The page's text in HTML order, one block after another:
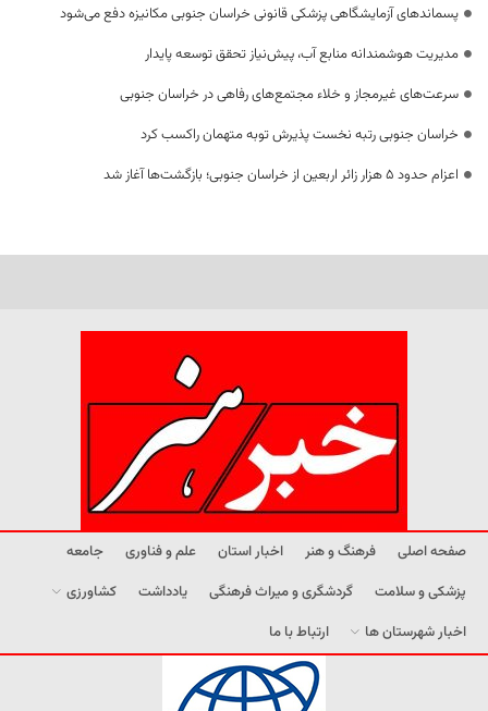
پسماندهای آزمایشگاهی پزشکی قانونی خراسان جنوبی مکانیزه دفع می‌شود
مدیریت هوشمندانه منابع آب، پیش‌نیاز تحقق توسعه پایدار
سرعت‌های غیرمجاز و خلاء مجتمع‌های رفاهی در خراسان جنوبی
خراسان جنوبی رتبه نخست پذیرش توبه متهمان راکسب کرد
اعزام حدود 5 هزار زائر اربعین از خراسان جنوبی؛ بازگشت‌ها آغاز شد
صفحه اصلی فرهنگ و هنر اخبار استان علم و فناوری
جامعه
پزشکی و سلامت
گردشگری و میراث فرهنگی یادداشت
کشاورزی
اخبار شهرستان ها
ارتباط با ما